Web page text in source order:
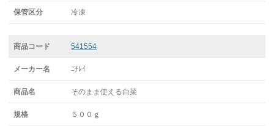
冷凍
541554
ﾆﾁﾚｲ
そのまま使える白菜
５００ｇ